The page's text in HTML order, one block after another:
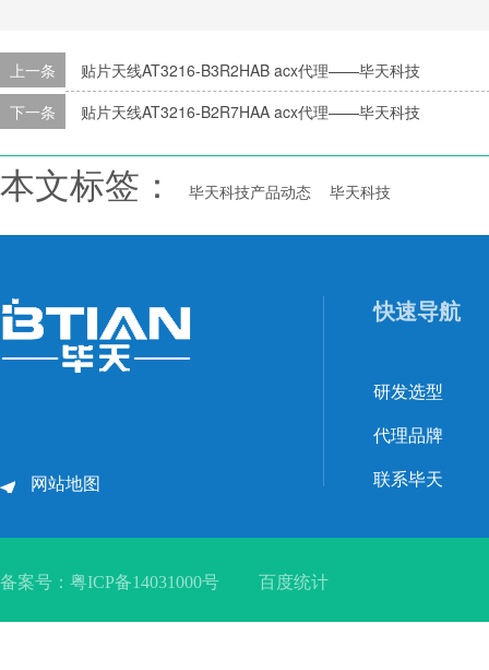
上一条
贴片天线AT3216-B3R2HAB acx代理——毕天科技
下一条
贴片天线AT3216-B2R7HAA acx代理——毕天科技
本文标签： 毕天科技产品动态 毕天科技
网站地图
快速导航
研发选型
代理品牌
联系毕天
备案号： 粤ICP备14031000号 百度统计